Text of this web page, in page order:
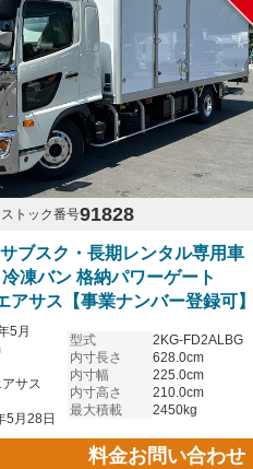
ストック番号91828
サブスク・長期レンタル専用車
凍バン 格納パワーゲート
サス【事業ナンバー登録可】
5月
サス
5月28日
型式
2KG-FD2ALBG
内寸長さ
628.0cm
内寸幅
225.0cm
内寸高さ
210.0cm
最大積載
2450kg
料金お問い合わせ